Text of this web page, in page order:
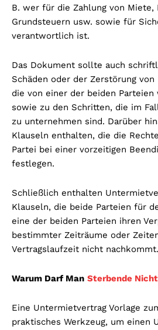
B. wer für die Zahlung von Miete,
Grundsteuern usw. sowie für
verantwortlich ist.
Das Dokument sollte auch
Schäden oder der Zerstörung
die von einer der beiden Parteien
sowie zu den Schritten, die im
zu unternehmen sind. Darüber
Klauseln enthalten, die die
Partei bei einer vorzeitigen
festlegen.
Schließlich enthalten
Klauseln, die beide Parteien für
eine der beiden Parteien ihren
bestimmter Zeiträume oder
Vertragslaufzeit nicht nachkommt.
Warum Darf Man Sterbende
Eine Untermietvertrag Vorlage
praktisches Werkzeug, um einen